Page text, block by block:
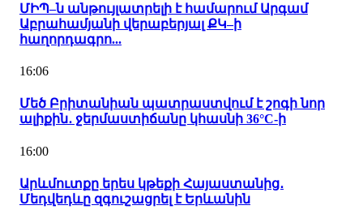
ՄԻՊ–ն անթույլատրելի է համարում Արգամ
Աբրահամյանի վերաբերյալ ՔԿ–ի
հաղորդագրո...
16:06
Մեծ Բրիտանիան պատրաստվում է շոգի նոր
ալիքին․ ջերմաստիճանը կհասնի 36°C-ի
16:00
Արևմուտքը երես կթեքի Հայաստանից․
Մեդվեդևը զգուշացրել է Երևանին